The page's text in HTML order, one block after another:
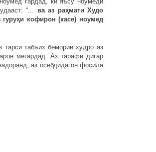
“... ва аз раҳмати Худо
кофирон (касе) ноумед
табъиз бемории худро аз
мегардад. Аз тарафи дигар
аз осебдидагон фосила